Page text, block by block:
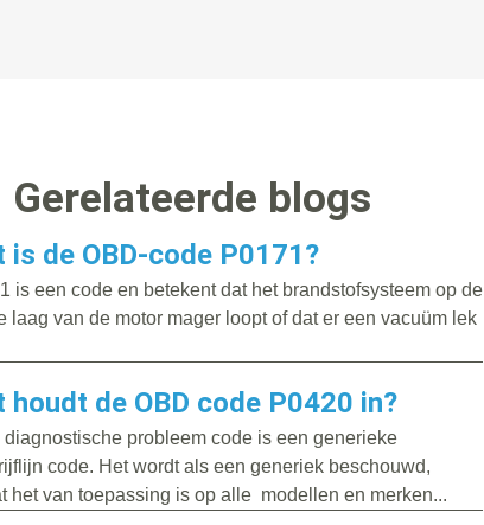
Gerelateerde blogs
is de OBD-code P0171?
is een code en betekent dat het brandstofsysteem op de
laag van de motor mager loopt of dat er een vacuüm lek
houdt de OBD code P0420 in?
diagnostische probleem code is een generieke
code. Het wordt als een generiek beschouwd,
het van toepassing is op alle modellen en merken...